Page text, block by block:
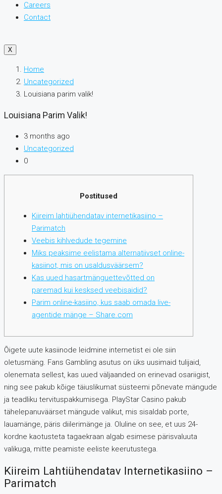
Careers
Contact
X
Home
Uncategorized
Louisiana parim valik!
Louisiana Parim Valik!
3 months ago
Uncategorized
0
Postitused
Kiireim lahtiühendatav internetikasiino –
Parimatch
Veebis kihlvedude tegemine
Miks peaksime eelistama alternatiivset online-
kasiinot, mis on usaldusväärsem?
Kas uued hasartmänguettevõtted on
paremad kui kesksed veebisaidid?
Parim online-kasiino, kus saab omada live-
agentide mänge – Share.com
Õigete uute kasiinode leidmine internetist ei ole siin
oletusmäng. Fans Gambling asutus on üks uusimaid tulijaid,
olenemata sellest, kas uued väljaanded on erinevad osariigist,
ning see pakub kõige täiuslikumat süsteemi põnevate mängude
ja teadliku tervituspakkumisega. PlayStar Casino pakub
tähelepanuväärset mängude valikut, mis sisaldab porte,
lauamänge, päris diilerimänge ja. Oluline on see, et uus 24-
kordne kaotusteta tagaekraan algab esimese pärisvaluuta
valikuga, mitte peamiste eeliste keerutustega.
Kiireim Lahtiühendatav Internetikasiino –
Parimatch